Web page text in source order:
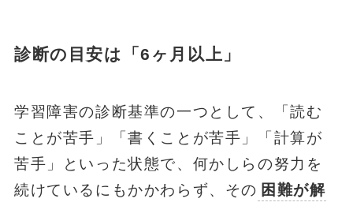
診断の目安は「6ヶ月以上」
学習障害の診断基準の一つとして、「読む
ことが苦手」「書くことが苦手」「計算が
苦手」といった状態で、何かしらの努力を
続けているにもかかわらず、その 困難が解